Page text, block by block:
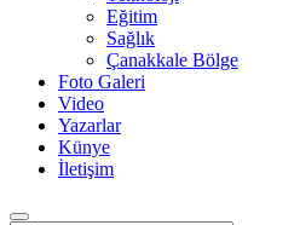
Eğitim
Sağlık
Çanakkale Bölge
Foto Galeri
Video
Yazarlar
Künye
İletişim